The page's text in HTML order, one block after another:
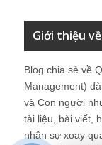
Giới thiệu
Blog chia sẻ về
Management)
và Con người
tài liệu, bài viết,
nhân sự xoay